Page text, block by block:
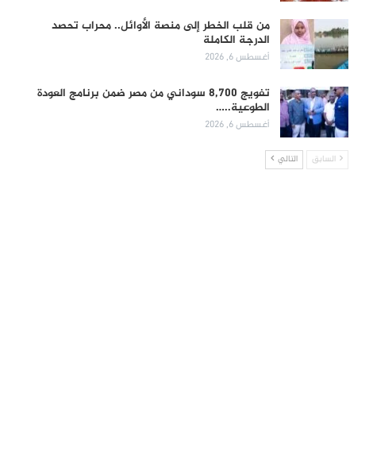
من قلب الخطر إلى منصة الأوائل.. محراب تحصد
الدرجة الكاملة
أغسطس 6, 2026
تفويج 8,700 سوداني من مصر ضمن برنامج العودة
الطوعية..…
أغسطس 6, 2026
السابق التالي